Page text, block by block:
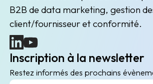
B2B de data marketing, gestion
client/fournisseur et conformité.
(nouvelle fenêtre)
(nouvelle fenêtre)
Inscription à la newsletter
Restez informés des prochains